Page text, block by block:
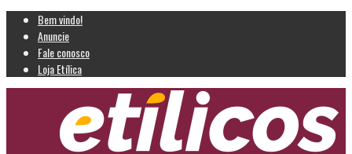
Bem vindo!
Anuncie
Fale conosco
Loja Etílica